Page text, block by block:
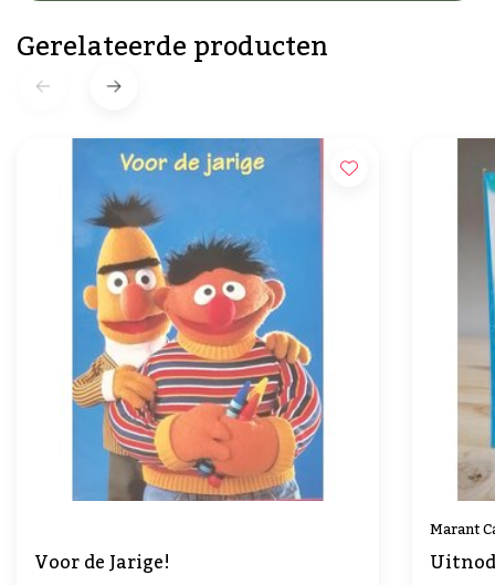
Gerelateerde producten
Voor de Jarige!
Marant